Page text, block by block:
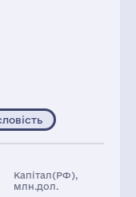
Капітал(РФ),
млн.дол.